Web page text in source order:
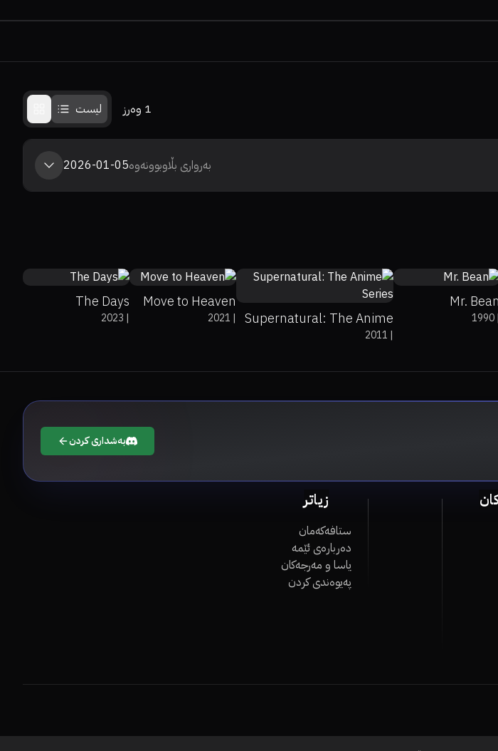
1 وەرز لیست
بەرواری بڵاوبوونەوە2026-01-05
Mr. Bean
|
1990
Supernatural: The Anime
Series|
2011
Move to Heaven
|
2021
The Days
|
2023
بەشداری کردن
زیاتر
ستافەکەمان
دەربارەی ئێمە
یاسا و مەرجەکان
پەیوەندی کردن